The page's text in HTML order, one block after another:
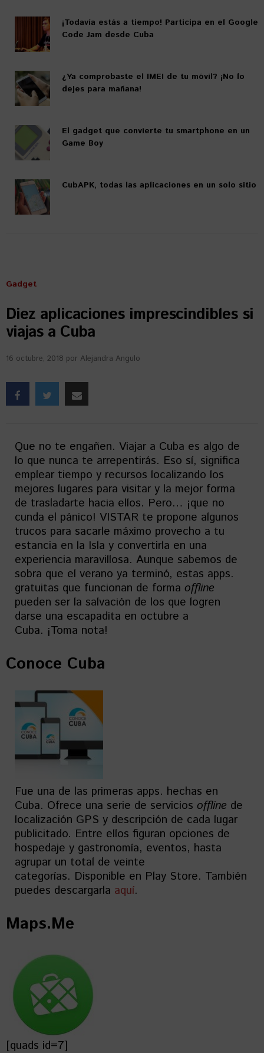
¡Todavía estás a tiempo! Participa en el Google
Code Jam desde Cuba
¿Ya comprobaste el IMEI de tu móvil? ¡No lo
dejes para mañana!
El gadget que convierte tu smartphone en un
Game Boy
CubAPK, todas las aplicaciones en un solo sitio
Gadget
Diez aplicaciones imprescindibles si
viajas a Cuba
16 octubre, 2018 por Alejandra Angulo
Que no te engañen. Viajar a Cuba es algo de
lo que nunca te arrepentirás. Eso sí, significa
emplear tiempo y recursos localizando los
mejores lugares para visitar y la mejor forma
de trasladarte hacia ellos. Pero… ¡que no
cunda el pánico! VISTAR te propone algunos
trucos para sacarle máximo provecho a tu
estancia en la Isla y convertirla en una
experiencia maravillosa. Aunque sabemos de
sobra que el verano ya terminó, estas apps.
gratuitas que funcionan de forma offline
pueden ser la salvación de los que logren
darse una escapadita en octubre a
Cuba. ¡Toma nota!
Conoce Cuba
Fue una de las primeras apps. hechas en
Cuba. Ofrece una serie de servicios offline de
localización GPS y descripción de cada lugar
publicitado. Entre ellos figuran opciones de
hospedaje y gastronomía, eventos, hasta
agrupar un total de veinte
categorías. Disponible en Play Store. También
puedes descargarla aquí.
Maps.Me
[quads id=7]